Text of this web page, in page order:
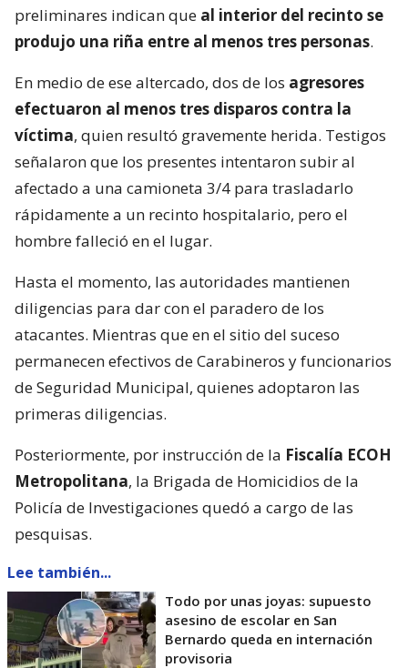
preliminares indican que al interior del recinto se
produjo una riña entre al menos tres personas.
En medio de ese altercado, dos de los agresores
efectuaron al menos tres disparos contra la
víctima, quien resultó gravemente herida. Testigos
señalaron que los presentes intentaron subir al
afectado a una camioneta 3/4 para trasladarlo
rápidamente a un recinto hospitalario, pero el
hombre falleció en el lugar.
Hasta el momento, las autoridades mantienen
diligencias para dar con el paradero de los
atacantes. Mientras que en el sitio del suceso
permanecen efectivos de Carabineros y funcionarios
de Seguridad Municipal, quienes adoptaron las
primeras diligencias.
Posteriormente, por instrucción de la Fiscalía ECOH
Metropolitana, la Brigada de Homicidios de la
Policía de Investigaciones quedó a cargo de las
pesquisas.
Lee también...
Todo por unas joyas: supuesto
asesino de escolar en San
Bernardo queda en internación
provisoria